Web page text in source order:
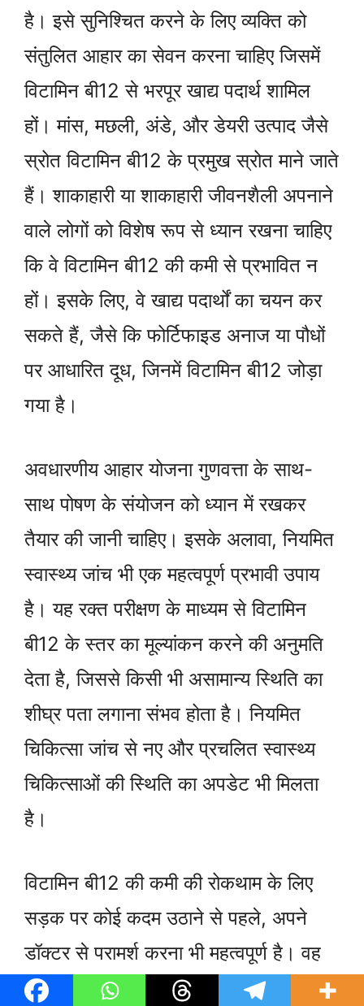
है। इसे सुनिश्चित करने के लिए व्यक्ति को
संतुलित आहार का सेवन करना चाहिए जिसमें
विटामिन बी12 से भरपूर खाद्य पदार्थ शामिल
हों। मांस, मछली, अंडे, और डेयरी उत्पाद जैसे
स्रोत विटामिन बी12 के प्रमुख स्रोत माने जाते
हैं। शाकाहारी या शाकाहारी जीवनशैली अपनाने
वाले लोगों को विशेष रूप से ध्यान रखना चाहिए
कि वे विटामिन बी12 की कमी से प्रभावित न
हों। इसके लिए, वे खाद्य पदार्थों का चयन कर
सकते हैं, जैसे कि फोर्टिफाइड अनाज या पौधों
पर आधारित दूध, जिनमें विटामिन बी12 जोड़ा
गया है।
अवधारणीय आहार योजना गुणवत्ता के साथ-
साथ पोषण के संयोजन को ध्यान में रखकर
तैयार की जानी चाहिए। इसके अलावा, नियमित
स्वास्थ्य जांच भी एक महत्वपूर्ण प्रभावी उपाय
है। यह रक्त परीक्षण के माध्यम से विटामिन
बी12 के स्तर का मूल्यांकन करने की अनुमति
देता है, जिससे किसी भी असामान्य स्थिति का
शीघ्र पता लगाना संभव होता है। नियमित
चिकित्सा जांच से नए और प्रचलित स्वास्थ्य
चिकित्साओं की स्थिति का अपडेट भी मिलता
है।
विटामिन बी12 की कमी की रोकथाम के लिए
सड़क पर कोई कदम उठाने से पहले, अपने
डॉक्टर से परामर्श करना भी महत्वपूर्ण है। वह
व्यक्ति की विशेष जरूरतों और स्थिति के